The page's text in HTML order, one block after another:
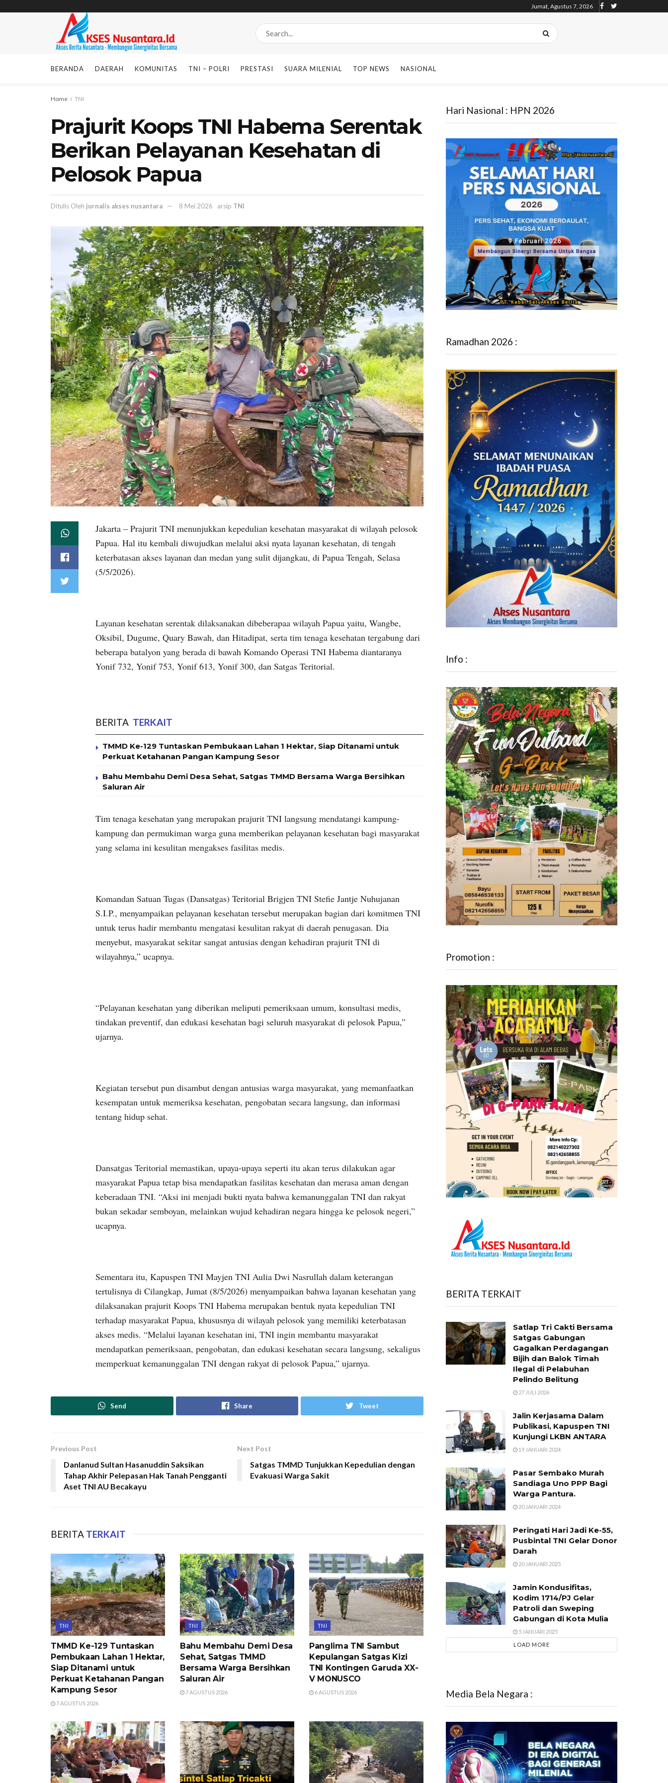
Jumat, Agustus 7, 2026
BERANDA DAERAH KOMUNITAS TNI – POLRI PRESTASI SUARA MILENIAL TOP NEWS NASIONAL
Home TNI
Prajurit Koops TNI Habema Serentak
Berikan Pelayanan Kesehatan di
Pelosok Papua
Ditulis Oleh jurnalis akses nusantara 8 Mei 2026 arsip TNI
Jakarta – Prajurit TNI menunjukkan kepedulian kesehatan masyarakat di wilayah pelosok
Papua. Hal itu kembali diwujudkan melalui aksi nyata layanan kesehatan, di tengah
keterbatasan akses layanan dan medan yang sulit dijangkau, di Papua Tengah, Selasa
(5/5/2026).
Layanan kesehatan serentak dilaksanakan dibeberapaa wilayah Papua yaitu, Wangbe,
Oksibil, Dugume, Quary Bawah, dan Hitadipat, serta tim tenaga kesehatan tergabung dari
beberapa batalyon yang berada di bawah Komando Operasi TNI Habema diantaranya
Yonif 732, Yonif 753, Yonif 613, Yonif 300, dan Satgas Teritorial.
BERITA TERKAIT
TMMD Ke-129 Tuntaskan Pembukaan Lahan 1 Hektar, Siap Ditanami untuk
Perkuat Ketahanan Pangan Kampung Sesor
Bahu Membahu Demi Desa Sehat, Satgas TMMD Bersama Warga Bersihkan
Saluran Air
Tim tenaga kesehatan yang merupakan prajurit TNI langsung mendatangi kampung-
kampung dan permukiman warga guna memberikan pelayanan kesehatan bagi masyarakat
yang selama ini kesulitan mengakses fasilitas medis.
Komandan Satuan Tugas (Dansatgas) Teritorial Brigjen TNI Stefie Jantje Nuhujanan
S.I.P., menyampaikan pelayanan kesehatan tersebut merupakan bagian dari komitmen TNI
untuk terus hadir membantu mengatasi kesulitan rakyat di daerah penugasan. Dia
menyebut, masyarakat sekitar sangat antusias dengan kehadiran prajurit TNI di
wilayahnya,” ucapnya.
“Pelayanan kesehatan yang diberikan meliputi pemeriksaan umum, konsultasi medis,
tindakan preventif, dan edukasi kesehatan bagi seluruh masyarakat di pelosok Papua,”
ujarnya.
Kegiatan tersebut pun disambut dengan antusias warga masyarakat, yang memanfaatkan
kesempatan untuk memeriksa kesehatan, pengobatan secara langsung, dan informasi
tentang hidup sehat.
Dansatgas Teritorial memastikan, upaya-upaya seperti itu akan terus dilakukan agar
masyarakat Papua tetap bisa mendapatkan fasilitas kesehatan dan merasa aman dengan
keberadaan TNI. “Aksi ini menjadi bukti nyata bahwa kemanunggalan TNI dan rakyat
bukan sekadar semboyan, melainkan wujud kehadiran negara hingga ke pelosok negeri,”
ucapnya.
Sementara itu, Kapuspen TNI Mayjen TNI Aulia Dwi Nasrullah dalam keterangan
tertulisnya di Cilangkap, Jumat (8/5/2026) menyampaikan bahwa layanan kesehatan yang
dilaksanakan prajurit Koops TNI Habema merupakan bentuk nyata kepedulian TNI
terhadap masyarakat Papua, khususnya di wilayah pelosok yang memiliki keterbatasan
akses medis. “Melalui layanan kesehatan ini, TNI ingin membantu masyarakat
mendapatkan pemeriksaan, pengobatan, dan edukasi kesehatan secara langsung, sekaligus
memperkuat kemanunggalan TNI dengan rakyat di pelosok Papua,” ujarnya.
Send Share Tweet
Previous Post
Danlanud Sultan Hasanuddin Saksikan
Tahap Akhir Pelepasan Hak Tanah Pengganti
Aset TNI AU Becakayu
Next Post
Satgas TMMD Tunjukkan Kepedulian dengan
Evakuasi Warga Sakit
BERITA TERKAIT
TNI
TMMD Ke-129 Tuntaskan
Pembukaan Lahan 1 Hektar,
Siap Ditanami untuk
Perkuat Ketahanan Pangan
Kampung Sesor
7 AGUSTUS 2026
TNI
Bahu Membahu Demi Desa
Sehat, Satgas TMMD
Bersama Warga Bersihkan
Saluran Air
7 AGUSTUS 2026
TNI
Panglima TNI Sambut
Kepulangan Satgas Kizi
TNI Kontingen Garuda XX-
V MONUSCO
6 AGUSTUS 2026
Hari Nasional : HPN 2026
Ramadhan 2026 :
Info :
Promotion :
BERITA TERKAIT
Satlap Tri Cakti Bersama
Satgas Gabungan
Gagalkan Perdagangan
Bijih dan Balok Timah
Ilegal di Pelabuhan
Pelindo Belitung
27 JULI 2026
Jalin Kerjasama Dalam
Publikasi, Kapuspen TNI
Kunjungi LKBN ANTARA
19 JANUARI 2024
Pasar Sembako Murah
Sandiaga Uno PPP Bagi
Warga Pantura.
20 JANUARI 2024
Peringati Hari Jadi Ke-55,
Pusbintal TNI Gelar Donor
Darah
20 JANUARI 2025
Jamin Kondusifitas,
Kodim 1714/PJ Gelar
Patroli dan Sweping
Gabungan di Kota Mulia
5 JANUARI 2025
LOAD MORE
Media Bela Negara :